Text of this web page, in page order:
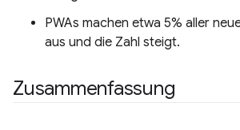
PWAs machen etwa 5% aller
aus und die Zahl steigt.
Zusammenfassung